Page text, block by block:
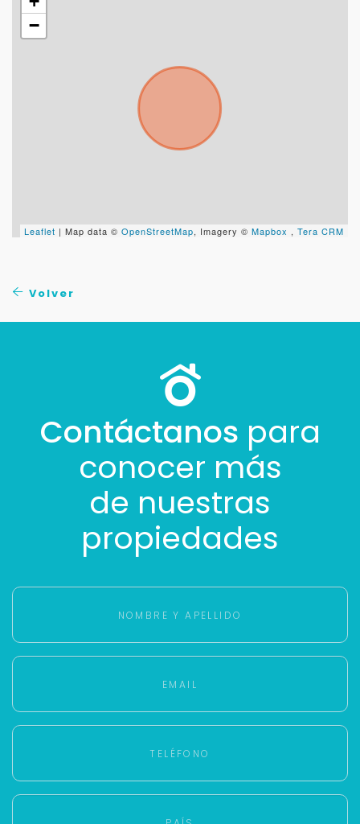
−
Leaflet | Map data © OpenStreetMap, Imagery © Mapbox , Tera CRM
Volver
Contáctanos para
conocer más
de nuestras
propiedades